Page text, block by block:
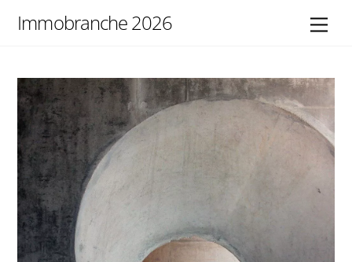
Immobranche 2026